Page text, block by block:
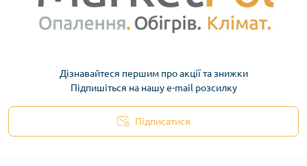
Дізнавайтеся першим про акції та знижки
Підпишіться на нашу e-mail розсилку
Підписатися